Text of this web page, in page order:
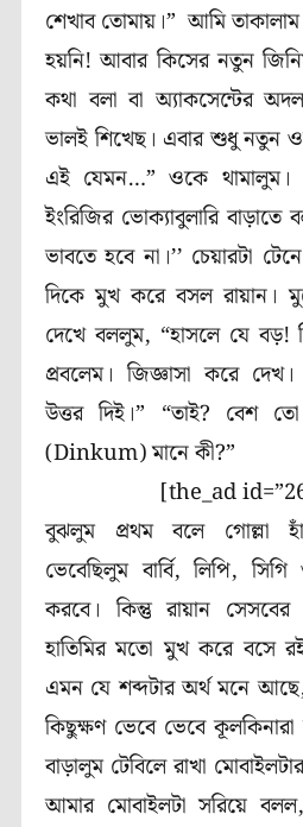
শেখাব তোমায়।” আমি
হয়নি! আবার কিসের নতুন
কথা বলা বা অ্যাকসেন্টের
ভালই শিখেছ। এবার শুধু নতুন
এই যেমন…”ওকে থামালুম।
ইংরিজির ভোক্যাবুলারি
ভাবতে হবে না।’’ চেয়ারটা
দিকে মুখ করে বসল রায়ান।
দেখে বললুম, “হাসলে যে বড়!
প্রবলেম। জিজ্ঞাসা করে
উত্তর দিই।” “তাই? বেশ
(Dinkum)মানে কী?”
[the_ad
বুঝলুম প্রথম বলে গোল্লা
ভেবেছিলুম বার্বি, লিপি,
করবে। কিন্তু রায়ান
হাতিমির মতো মুখ করে বসে
এমন যে শব্দটার অর্থ মনে
কিছুক্ষণ ভেবে ভেবে
বাড়ালুম টেবিলে রাখা
আমার মোবাইলটা সরিয়ে